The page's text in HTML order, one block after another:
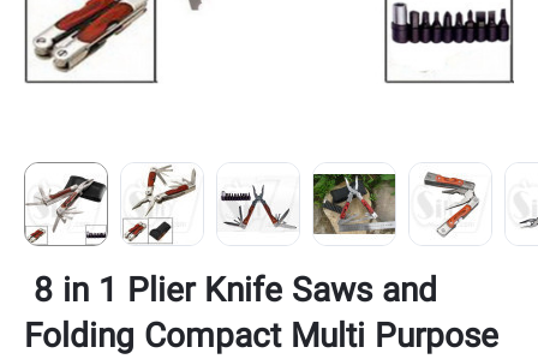
8 in 1 Plier Knife Saws and
Folding Compact Multi Purpose